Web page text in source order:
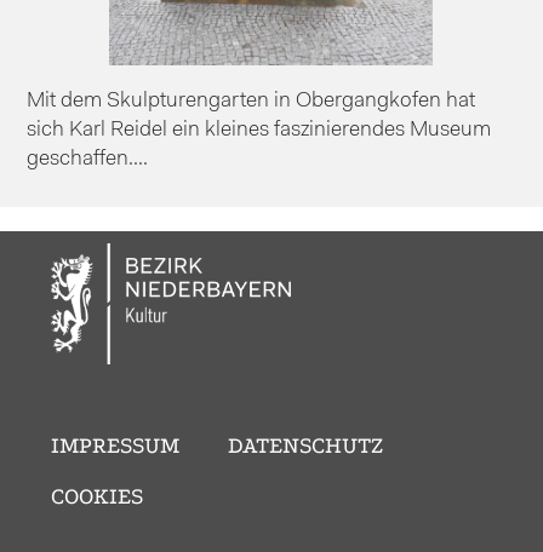
Mit dem Skulpturengarten in Obergangkofen hat
sich Karl Reidel ein kleines faszinierendes Museum
geschaffen....
IMPRESSUM
DATENSCHUTZ
COOKIES